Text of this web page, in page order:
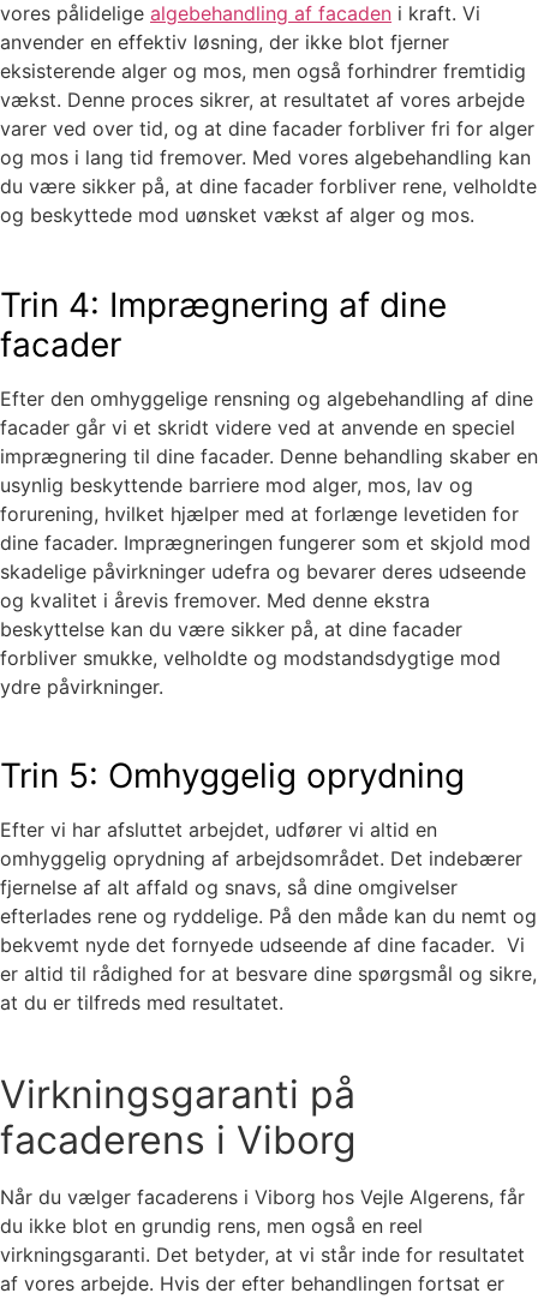
vores pålidelige algebehandling af facaden i kraft. Vi
anvender en effektiv løsning, der ikke blot fjerner
eksisterende alger og mos, men også forhindrer fremtidig
vækst. Denne proces sikrer, at resultatet af vores arbejde
varer ved over tid, og at dine facader forbliver fri for alger
og mos i lang tid fremover. Med vores algebehandling kan
du være sikker på, at dine facader forbliver rene, velholdte
og beskyttede mod uønsket vækst af alger og mos.
Trin 4: Imprægnering af dine
facader
Efter den omhyggelige rensning og algebehandling af dine
facader går vi et skridt videre ved at anvende en speciel
imprægnering til dine facader. Denne behandling skaber en
usynlig beskyttende barriere mod alger, mos, lav og
forurening, hvilket hjælper med at forlænge levetiden for
dine facader. Imprægneringen fungerer som et skjold mod
skadelige påvirkninger udefra og bevarer deres udseende
og kvalitet i årevis fremover. Med denne ekstra
beskyttelse kan du være sikker på, at dine facader
forbliver smukke, velholdte og modstandsdygtige mod
ydre påvirkninger.
Trin 5: Omhyggelig oprydning
Efter vi har afsluttet arbejdet, udfører vi altid en
omhyggelig oprydning af arbejdsområdet. Det indebærer
fjernelse af alt affald og snavs, så dine omgivelser
efterlades rene og ryddelige. På den måde kan du nemt og
bekvemt nyde det fornyede udseende af dine facader. Vi
er altid til rådighed for at besvare dine spørgsmål og sikre,
at du er tilfreds med resultatet.
Virkningsgaranti på
facaderens i Viborg
Når du vælger facaderens i Viborg hos Vejle Algerens, får
du ikke blot en grundig rens, men også en reel
virkningsgaranti. Det betyder, at vi står inde for resultatet
af vores arbejde. Hvis der efter behandlingen fortsat er